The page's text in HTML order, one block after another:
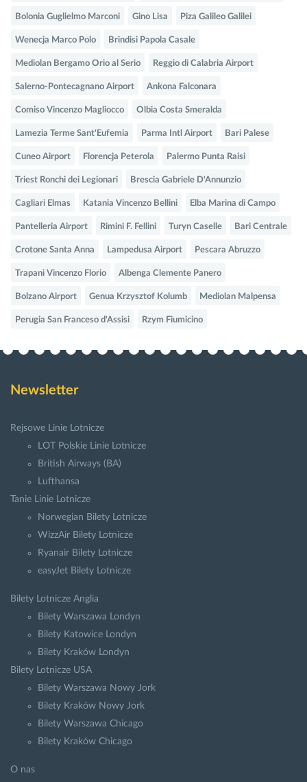
Bolonia Guglielmo Marconi Gino Lisa Piza Galileo Galilei
Wenecja Marco Polo Brindisi Papola Casale
Mediolan Bergamo Orio al Serio Reggio di Calabria Airport
Salerno-Pontecagnano Airport Ankona Falconara
Comiso Vincenzo Magliocco Olbia Costa Smeralda
Lamezia Terme Sant'Eufemia Parma Intl Airport Bari Palese
Cuneo Airport Florencja Peterola Palermo Punta Raisi
Triest Ronchi dei Legionari Brescia Gabriele D'Annunzio
Cagliari Elmas Katania Vincenzo Bellini Elba Marina di Campo
Pantelleria Airport Rimini F. Fellini Turyn Caselle Bari Centrale
Crotone Santa Anna Lampedusa Airport Pescara Abruzzo
Trapani Vincenzo Florio Albenga Clemente Panero
Bolzano Airport Genua Krzysztof Kolumb Mediolan Malpensa
Perugia San Franceso d'Assisi Rzym Fiumicino
Newsletter
Rejsowe Linie Lotnicze
LOT Polskie Linie Lotnicze
British Airways (BA)
Lufthansa
Tanie Linie Lotnicze
Norwegian Bilety Lotnicze
WizzAir Bilety Lotnicze
Ryanair Bilety Lotnicze
easyJet Bilety Lotnicze
Bilety Lotnicze Anglia
Bilety Warszawa Londyn
Bilety Katowice Londyn
Bilety Kraków Londyn
Bilety Lotnicze USA
Bilety Warszawa Nowy Jork
Bilety Kraków Nowy Jork
Bilety Warszawa Chicago
Bilety Kraków Chicago
O nas